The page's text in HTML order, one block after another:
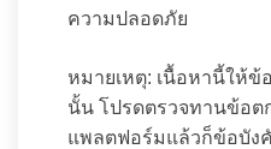
ความปลอดภัย
หมายเหตุ: เนื้อหานี้ให้ข้
นั้น โปรดตรวจทานข้อต
แพลตฟอร์มแล้วก็ข้อบั